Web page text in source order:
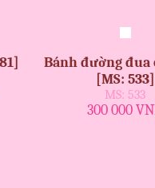
Bánh đường đua
[MS: 533]
MS: 533
300 000